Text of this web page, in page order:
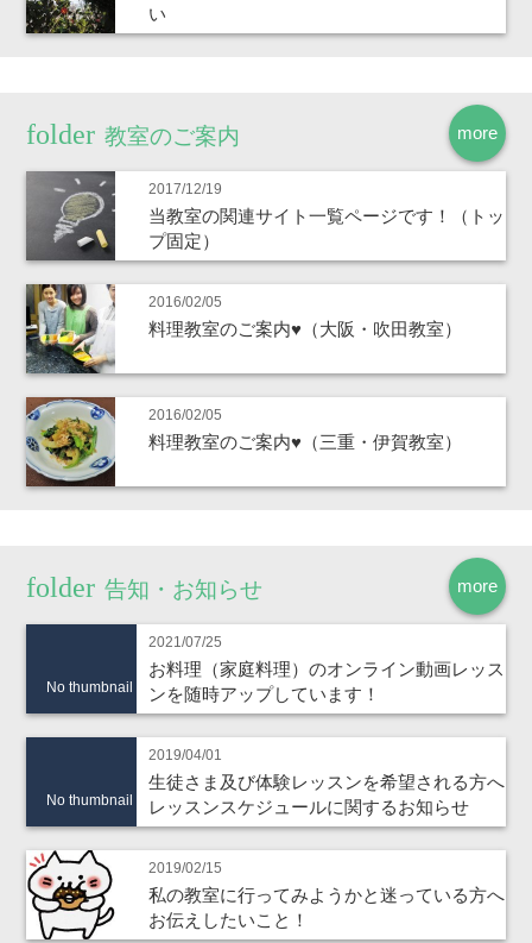
い
more
教室のご案内
2017/12/19
当教室の関連サイト一覧ページです！（トッ
プ固定）
2016/02/05
料理教室のご案内♥（大阪・吹田教室）
2016/02/05
料理教室のご案内♥（三重・伊賀教室）
more
告知・お知らせ
No thumbnail
2021/07/25
お料理（家庭料理）のオンライン動画レッス
ンを随時アップしています！
No thumbnail
2019/04/01
生徒さま及び体験レッスンを希望される方へ
レッスンスケジュールに関するお知らせ
2019/02/15
私の教室に行ってみようかと迷っている方へ
お伝えしたいこと！